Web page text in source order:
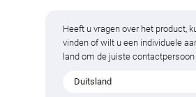
Heeft u vragen over het product,
vinden of wilt u een individuele
land om de juiste contactpersoon
Duitsland